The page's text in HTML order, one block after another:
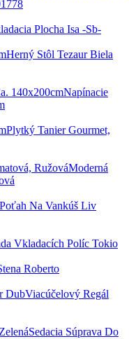
Plocha Isa -Sb-
Herný Stôl Tezaur Biela
Napínacie
Plytký Tanier Gourmet,
Moderná
Poťah Na Vankúš Liv
Vkladacích Políc Tokio
Roberto
Viacúčelový Regál
Sedacia Súprava Do